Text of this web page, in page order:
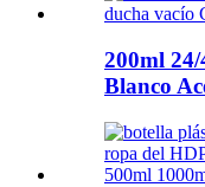
200ml
Blanco